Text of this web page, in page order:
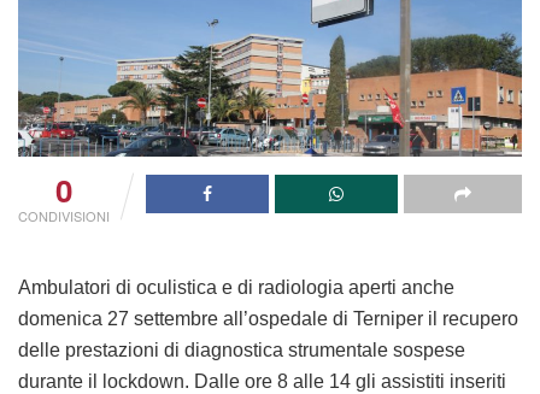
0
CONDIVISIONI
Ambulatori di oculistica e di radiologia aperti anche
domenica 27 settembre all’ospedale di Terniper il recupero
delle prestazioni di diagnostica strumentale sospese
durante il lockdown. Dalle ore 8 alle 14 gli assistiti inseriti